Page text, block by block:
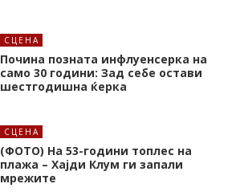
СЦЕНА
Почина позната инфлуенсерка на
само 30 години: Зад себе остави
шестгодишна ќерка
СЦЕНА
(ФОТО) На 53-години топлес на
плажа – Хајди Клум ги запали
мрежите